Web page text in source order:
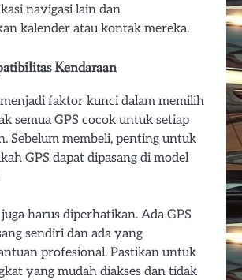
navigasi lain dan
kalender atau kontak mereka.
Kendaraan
faktor kunci dalam memilih
semua GPS cocok untuk setiap
Sebelum membeli, penting untuk
GPS dapat dipasang di model
juga harus diperhatikan. Ada GPS
sendiri dan ada yang
profesional. Pastikan untuk
yang mudah diakses dan tidak